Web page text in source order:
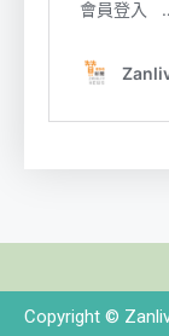
Copyright ©